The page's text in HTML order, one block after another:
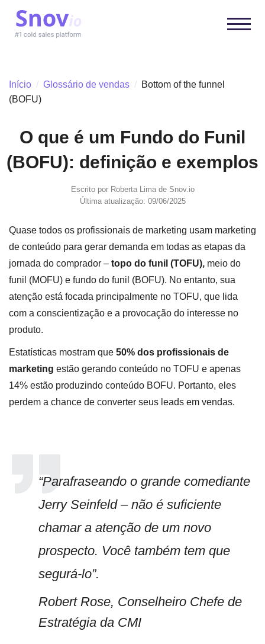
Início / Glossário de vendas / Bottom of the funnel
(BOFU)
O que é um Fundo do Funil
(BOFU): definição e exemplos
Escrito por Roberta Limade Snov.io
Última atualização: 09/06/2025
Quase todos os profissionais de marketing usam marketing
de conteúdo para gerar demanda em todas as etapas da
jornada do comprador –topo do funil (TOFU), meio do
funil (MOFU) e fundo do funil (BOFU). No entanto, sua
atenção está focada principalmente no TOFU, que lida
com a conscientização e a provocação do interesse no
produto.
Estatísticas mostram que50% dos profissionais de
marketing estão gerando conteúdo no TOFU e apenas
14% estão produzindo conteúdo BOFU. Portanto, eles
perdem a chance de converter seus leads em vendas.
“Parafraseando o grande comediante
Jerry Seinfeld – não é suficiente
chamar a atenção de um novo
prospecto. Você também tem que
segurá-lo”.
Robert Rose, Conselheiro Chefe de
Estratégia da CMI